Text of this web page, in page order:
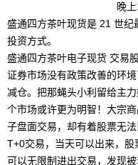
晚上19：
盛通四方茶叶现货是 21 世
投资方式。
盛通四方茶叶电子现货 交易
证券市场没有政策改善的环
减仓。把那蝇头小利留给主
个市场或许更为明智！大宗
子盘面交易，却有着股票无
T+0交易，当天可以出来，
可以无限制进出交易，发现